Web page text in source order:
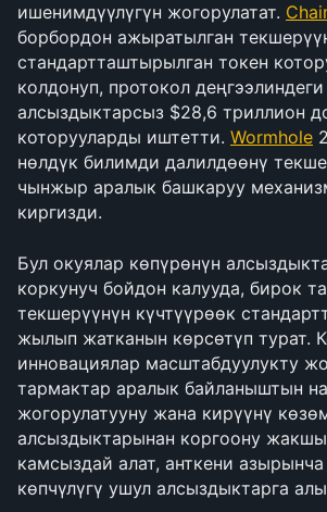
ишенимдүүлүгүн жогорулатат.
борбордон ажыратылган
стандартташтырылган токен
колдонуп, протокол деңгээлиндеги
алсыздыктарсыз $28,6 триллион
которууларды иштетти. Wormhole
нөлдүк билимди далилдөөнү
чынжыр аралык башкаруу
киргизди.
Бул окуялар көпүрөнүн
коркунуч бойдон калууда, бирок
текшерүүнүн күчтүүрөөк
жылып жатканын көрсөтүп турат.
инновациялар масштабдуулукту
тармактар аралык байланыштын
жогорулатууну жана кирүүнү
алсыздыктарынан коргоону
камсыздай алат, анткени
көпчүлүгү ушул алсыздыктарга